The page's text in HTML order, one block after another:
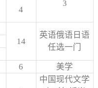
3
4
14
英语俄语日语
任选一门
6 美学
中国现代文学